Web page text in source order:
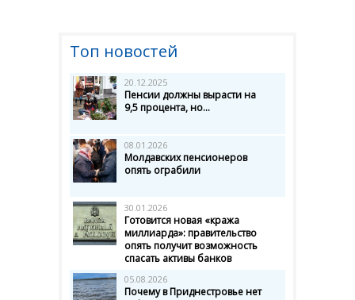
Топ новостей
20.12.2025
Пенсии должны вырасти на
9,5 процента, но...
08.01.2026
Молдавских пенсионеров
опять ограбили
30.01.2026
Готовится новая «кража
миллиарда»: правительство
опять получит возможность
спасать активы банков
05.08.2026
Почему в Приднестровье нет